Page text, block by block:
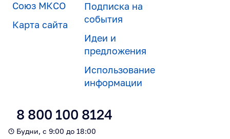
Союз МКСО
Карта сайта
Подписка на
события
Идеи и
предложения
Использование
информации
8 800 100 8124
Будни, с 9:00 до 18:00